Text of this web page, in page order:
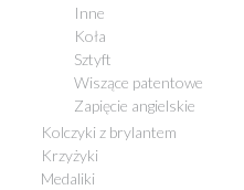
Inne
Koła
Sztyft
Wiszące patentowe
Zapięcie angielskie
Kolczyki z brylantem
Krzyżyki
Medaliki